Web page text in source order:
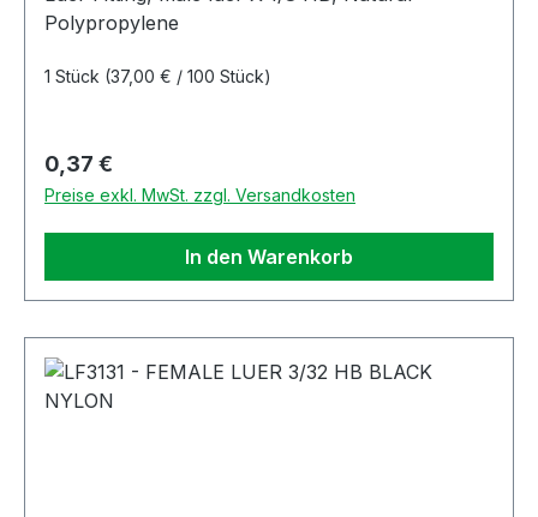
Polypropylene
1 Stück (37,00 € / 100 Stück)
Regulärer Preis:
0,37 €
Preise exkl. MwSt. zzgl. Versandkosten
In den Warenkorb